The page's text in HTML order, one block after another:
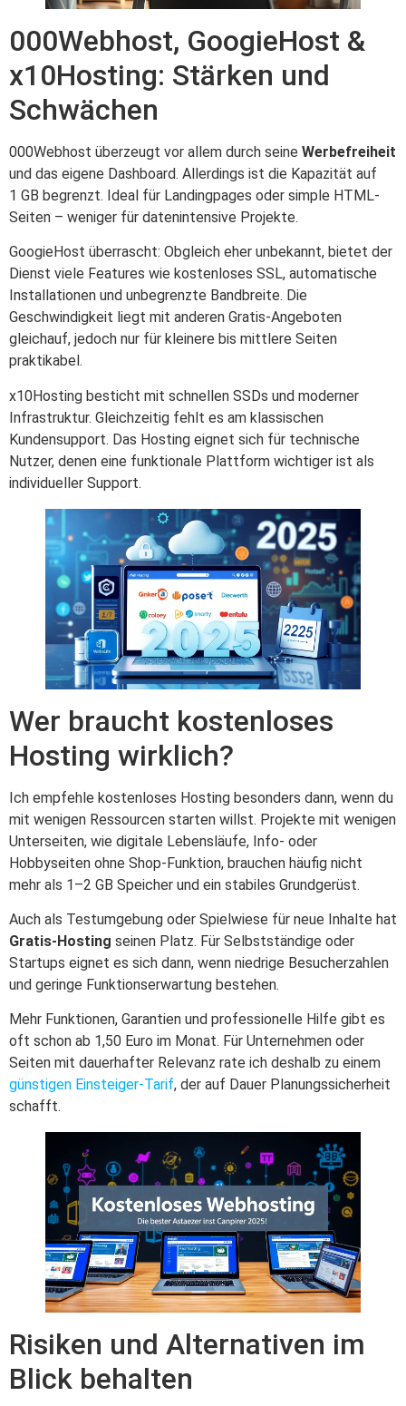
000Webhost, GoogieHost &
x10Hosting: Stärken und
Schwächen
000Webhost überzeugt vor allem durch seine Werbefreiheit
und das eigene Dashboard. Allerdings ist die Kapazität auf
1 GB begrenzt. Ideal für Landingpages oder simple HTML-
Seiten – weniger für datenintensive Projekte.
GoogieHost überrascht: Obgleich eher unbekannt, bietet der
Dienst viele Features wie kostenloses SSL, automatische
Installationen und unbegrenzte Bandbreite. Die
Geschwindigkeit liegt mit anderen Gratis-Angeboten
gleichauf, jedoch nur für kleinere bis mittlere Seiten
praktikabel.
x10Hosting besticht mit schnellen SSDs und moderner
Infrastruktur. Gleichzeitig fehlt es am klassischen
Kundensupport. Das Hosting eignet sich für technische
Nutzer, denen eine funktionale Plattform wichtiger ist als
individueller Support.
Wer braucht kostenloses
Hosting wirklich?
Ich empfehle kostenloses Hosting besonders dann, wenn du
mit wenigen Ressourcen starten willst. Projekte mit wenigen
Unterseiten, wie digitale Lebensläufe, Info- oder
Hobbyseiten ohne Shop-Funktion, brauchen häufig nicht
mehr als 1–2 GB Speicher und ein stabiles Grundgerüst.
Auch als Testumgebung oder Spielwiese für neue Inhalte hat
Gratis-Hosting seinen Platz. Für Selbstständige oder
Startups eignet es sich dann, wenn niedrige Besucherzahlen
und geringe Funktionserwartung bestehen.
Mehr Funktionen, Garantien und professionelle Hilfe gibt es
oft schon ab 1,50 Euro im Monat. Für Unternehmen oder
Seiten mit dauerhafter Relevanz rate ich deshalb zu einem
günstigen Einsteiger-Tarif, der auf Dauer Planungssicherheit
schafft.
Risiken und Alternativen im
Blick behalten